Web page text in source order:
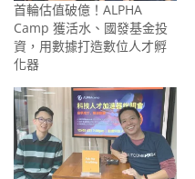
首輪估值破億！ALPHA
Camp 獲活水、國發基金投
資，用數據打造數位人才孵
化器